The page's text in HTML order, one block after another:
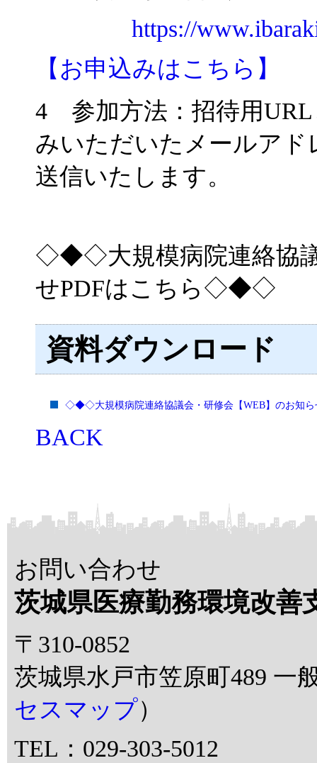
https://
【お申込みはこちら】
4 参加方法：招待用
みいただいたメールアド
送信いたします。
◇◆◇大規模病院連絡協
せPDFはこちら◇◆◇
資料ダウンロード
◇◆◇大規模病院連絡協議会・研修会【WEB】のお知
BACK
お問い合わせ
茨城県医療勤務環境改善
〒310-0852
茨城県水戸市笠原町489 一
セスマップ）
TEL：029-303-5012